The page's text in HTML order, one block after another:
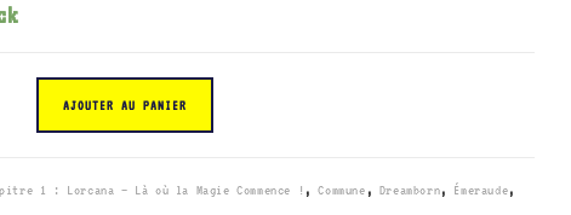
AJOUTER AU PANIER
1 : Lorcana – Là où la Magie Commence ! ,Commune , Dreamborn, Émeraude,